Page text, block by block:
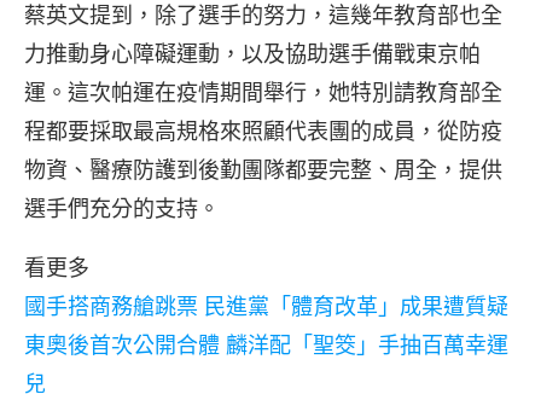
蔡英文提到，除了選手的努力，這幾年教育部也全
力推動身心障礙運動，以及協助選手備戰東京帕
運。這次帕運在疫情期間舉行，她特別請教育部全
程都要採取最高規格來照顧代表團的成員，從防疫
物資、醫療防護到後勤團隊都要完整、周全，提供
選手們充分的支持。
看更多
國手搭商務艙跳票 民進黨「體育改革」成果遭質疑
東奧後首次公開合體 麟洋配「聖筊」手抽百萬幸運
兒